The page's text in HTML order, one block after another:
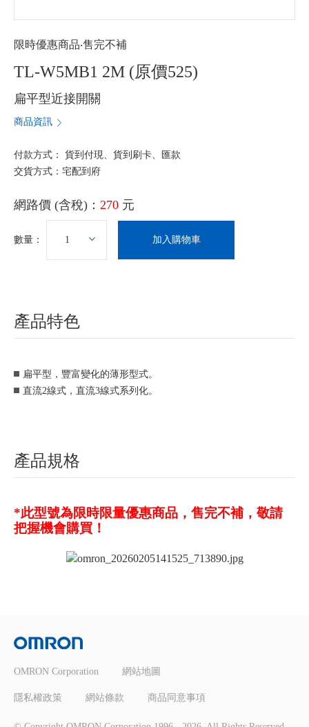
限時優惠商品‧售完不補
TL-W5MB1 2M (原價525)
扁平型近接開關
商品資訊
付款方式： 貨到付現、貨到刷卡、匯款
交貨方式：宅配到府
網路價 (含稅)： 270 元
數量： 加入購物車
產品特色
扁平型，豐富變化的薄形型式。
直流2線式，直流3線式系列化。
產品規格
*此型號為限時限量優惠商品，售完不補，敬請
把握機會購買！
OMRON Corporation 網站地圖
隱私權政策 網站條款 商品同意事項